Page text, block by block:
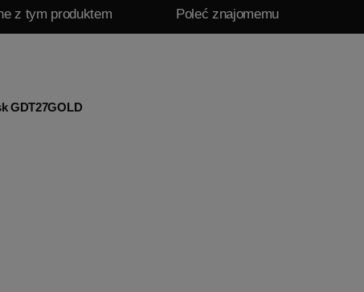
z tym produktem Poleć znajomemu
GDT27GOLD